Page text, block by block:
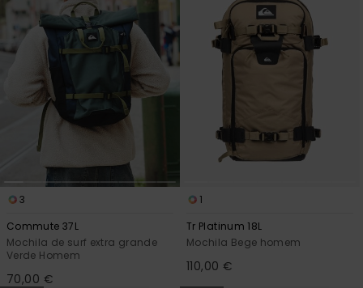
3
Commute 37L
Mochila de surf extra grande
Verde Homem
70,00 €
1
Tr Platinum 18L
Mochila Bege homem
110,00 €